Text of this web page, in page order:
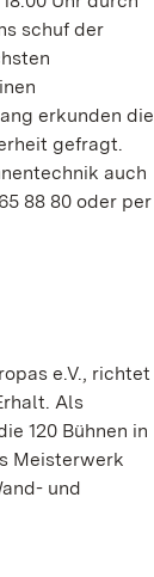
schuf der
erkunden die
gefragt.
auch
88 80 oder per
e.V., richtet
Als
120 Bühnen in
Meisterwerk
und